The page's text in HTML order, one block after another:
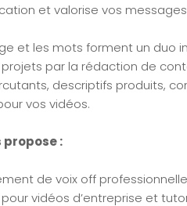
et valorise vos
et les mots forment un duo
par la rédaction de
descriptifs produits,
vos vidéos.
propose :
de voix off professionnelle
vidéos d’entreprise et